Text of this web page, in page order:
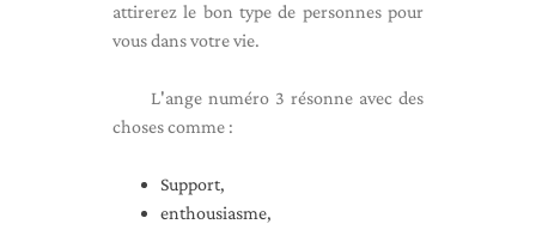
attirerez le bon type de personnes pour
vous dans votre vie.
L'ange numéro 3 résonne avec des
choses comme :
Support,
enthousiasme,